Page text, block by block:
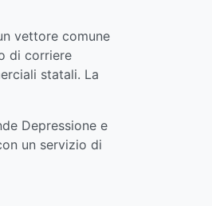
vettore comune
di corriere
statali. La
Depressione e
un servizio di